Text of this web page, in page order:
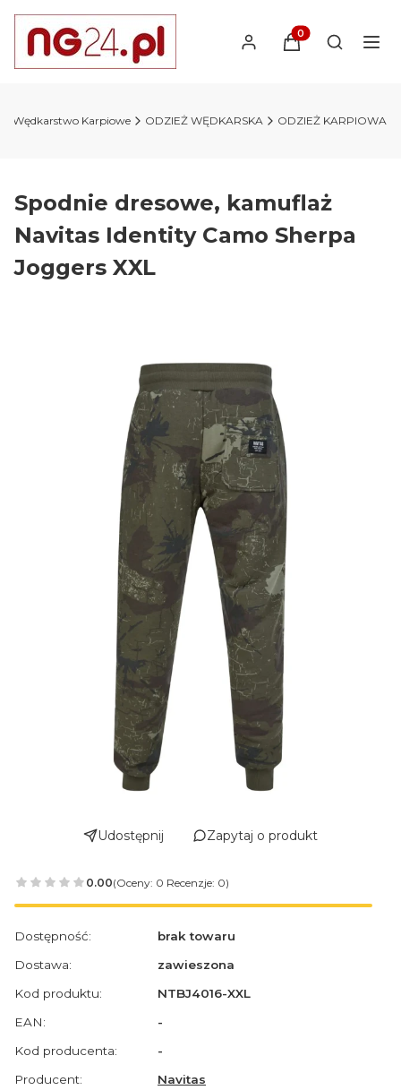
Produkty w
Otwórz
Wędkarstwo Karpiowe ODZIEŻ WĘDKARSKA ODZIEŻ KARPIOWA
Spodnie dresowe, kamuflaż
Navitas Identity Camo Sherpa
Joggers XXL
Udostępnij Zapytaj o produkt
0.00(Oceny: 0 Recenzje: 0)
Dostępność:
brak towaru
Dostawa:
zawieszona
Kod produktu:
NTBJ4016-XXL
EAN:
-
Kod producenta:
-
Producent:
Navitas